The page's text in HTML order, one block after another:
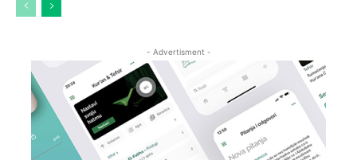
- Advertisment -